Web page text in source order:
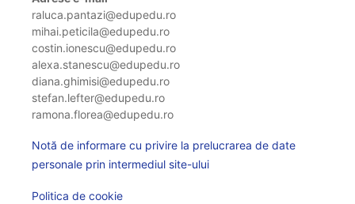
raluca.pantazi@edupedu.ro
mihai.peticila@edupedu.ro
costin.ionescu@edupedu.ro
alexa.stanescu@edupedu.ro
diana.ghimisi@edupedu.ro
stefan.lefter@edupedu.ro
ramona.florea@edupedu.ro
Notă de informare cu privire la prelucrarea de date
personale prin intermediul site-ului
Politica de cookie